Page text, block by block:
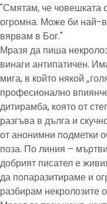
"Смятам, че човешката
огромна. Може би най-
вярвам в Бог."
Мразя да пиша
винаги антипатичен.
мига, в който някой
професионално
дитирамба, която от
разгъва в дълга и
от анонимни подметки
поза. По линия –
добрият писател е
да попаразитираме и
разбирам некролозите